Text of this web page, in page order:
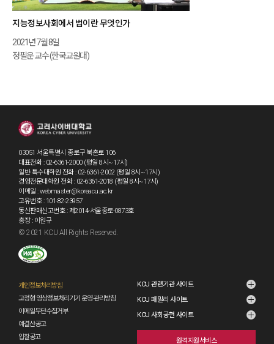
지능정보사회에서 법이란 무엇인가
2021년 7월 8일
정필운 교수 (한국교원대)
03051 서울특별시 종로구 북촌로 106
대표전화 : 02-6361-2000 (평일 8시~17시)
일반·특수대학원 전화 : 02-6361-2002 (평일 8시~17시)
경영전문대학원 전화 : 02-6361-2018 (평일 8시~17시)
이메일 : webmaster@koreacu.ac.kr
고유번호 : 101-82-23957
통신판매신고번호 : 제2014-서울종로-0873호
총장 : 이원규
© 2021 KCU All Rights Reserved.
개인정보처리방침
고정형 영상정보처리기기 운영·관리방침
이메일무단수집거부
예결산공고
입찰공고
KCU 관련기관 사이트
KCU 패밀리 사이트
KCU 사회공헌 사이트
원격지원서비스